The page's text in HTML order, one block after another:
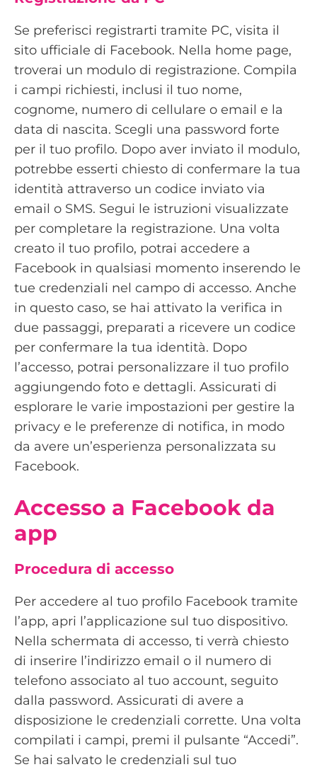
Se preferisci registrarti tramite PC, visita il
sito ufficiale di Facebook. Nella home page,
troverai un modulo di registrazione. Compila
i campi richiesti, inclusi il tuo nome,
cognome, numero di cellulare o email e la
data di nascita. Scegli una password forte
per il tuo profilo. Dopo aver inviato il modulo,
potrebbe esserti chiesto di confermare la tua
identità attraverso un codice inviato via
email o SMS. Segui le istruzioni visualizzate
per completare la registrazione. Una volta
creato il tuo profilo, potrai accedere a
Facebook in qualsiasi momento inserendo le
tue credenziali nel campo di accesso. Anche
in questo caso, se hai attivato la verifica in
due passaggi, preparati a ricevere un codice
per confermare la tua identità. Dopo
l’accesso, potrai personalizzare il tuo profilo
aggiungendo foto e dettagli. Assicurati di
esplorare le varie impostazioni per gestire la
privacy e le preferenze di notifica, in modo
da avere un’esperienza personalizzata su
Facebook.
Accesso a Facebook da
app
Procedura di accesso
Per accedere al tuo profilo Facebook tramite
l’app, apri l’applicazione sul tuo dispositivo.
Nella schermata di accesso, ti verrà chiesto
di inserire l’indirizzo email o il numero di
telefono associato al tuo account, seguito
dalla password. Assicurati di avere a
disposizione le credenziali corrette. Una volta
compilati i campi, premi il pulsante “Accedi”.
Se hai salvato le credenziali sul tuo